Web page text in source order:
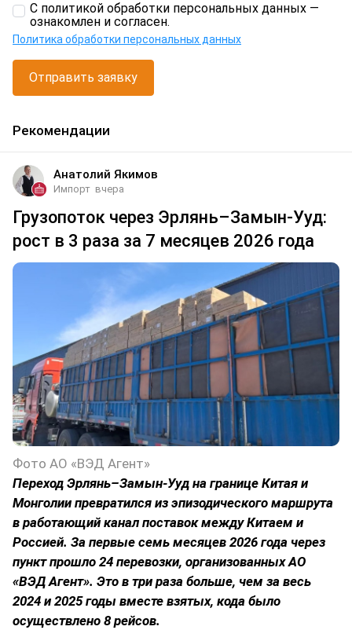
С политикой обработки персональных данных —
ознакомлен и согласен.
Политика обработки персональных данных
Отправить заявку
Рекомендации
Анатолий Якимов
Импорт вчера
Грузопоток через Эрлянь–Замын-Ууд:
рост в 3 раза за 7 месяцев 2026 года
Фото АО «ВЭД Агент»
Переход Эрлянь–Замын-Ууд на границе Китая и
Монголии превратился из эпизодического маршрута
в работающий канал поставок между Китаем и
Россией. За первые семь месяцев 2026 года через
пункт прошло 24 перевозки, организованных АО
«ВЭД Агент». Это в три раза больше, чем за весь
2024 и 2025 годы вместе взятых, кода было
осуществлено 8 рейсов.